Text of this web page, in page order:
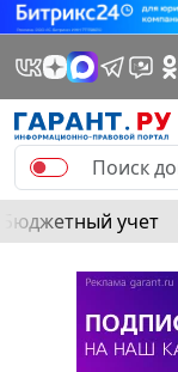
Бюджетный учет